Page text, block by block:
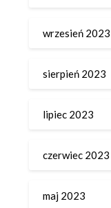
wrzesień 2023
sierpień 2023
lipiec 2023
czerwiec 2023
maj 2023